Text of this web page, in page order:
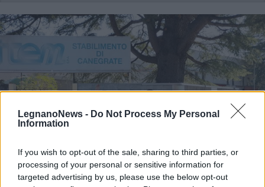
LegnanoNews - Do Not Process My Personal
Information
If you wish to opt-out of the sale, sharing to third parties, or
processing of your personal or sensitive information for
targeted advertising by us, please use the below opt-out